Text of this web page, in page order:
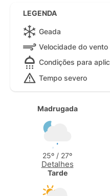
LEGENDA
Geada
Velocidade do vento
Condições para
Tempo severo
Madrugada
25º / 27º
Detalhes
Tarde